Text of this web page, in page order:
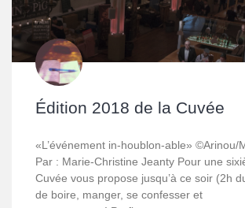
Édition 2018 de la Cuvée
«L’événement in-houblon-able» ©Arinou/
Par : Marie-Christine Jeanty Pour une
Cuvée vous propose jusqu’à ce soir (2h
de boire, manger, se confesser et